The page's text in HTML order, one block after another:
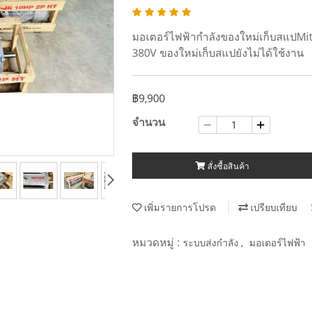
มอเตอร์ไฟฟ้ากำลังของใหม่เก็บสแป
380V ของใหม่เก็บสแปยังไม่ได้ใช้งาน
฿9,900
จำนวน
สั่งซื้อสินค้า
เพิ่มรายการโปรด เปรียบเทียบ
หมวดหมู่ : ระบบส่งกำลัง , มอเตอร์ไฟฟ้า